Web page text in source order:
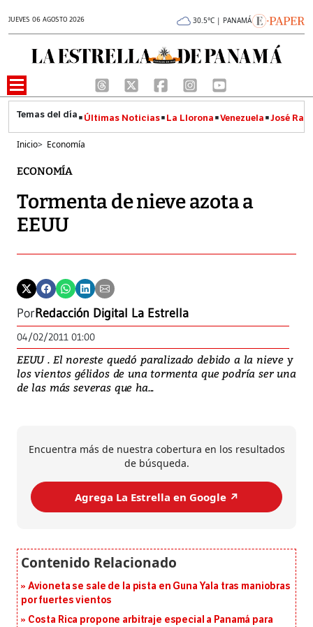
JUEVES 06 AGOSTO 2026 30.5°C | PANAMÁ
Últimas Noticias La Llorona Venezuela José
Inicio> Economía
ECONOMÍA
Tormenta de nieve azota a
EEUU
PorRedacción Digital La Estrella
04/02/2011 01:00
EEUU . El noreste quedó paralizado debido a la nieve y
los vientos gélidos de una tormenta que podría ser una
de las más severas que ha...
Encuentra más de nuestra cobertura en los resultados
de búsqueda.
Agrega La Estrella en Google ↗️
Avioneta se sale de la pista en Guna Yala tras maniobras
por fuertes vientos
Costa Rica propone arbitraje especial a Panamá para